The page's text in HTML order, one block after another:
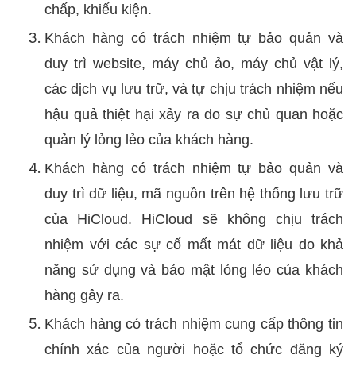
chấp, khiếu kiện.
Khách hàng có trách nhiệm tự bảo quản và
duy trì website, máy chủ ảo, máy chủ vật lý,
các dịch vụ lưu trữ, và tự chịu trách nhiệm nếu
hậu quả thiệt hại xảy ra do sự chủ quan hoặc
quản lý lỏng lẻo của khách hàng.
Khách hàng có trách nhiệm tự bảo quản và
duy trì dữ liệu, mã nguồn trên hệ thống lưu trữ
của HiCloud. HiCloud sẽ không chịu trách
nhiệm với các sự cố mất mát dữ liệu do khả
năng sử dụng và bảo mật lỏng lẻo của khách
hàng gây ra.
Khách hàng có trách nhiệm cung cấp thông tin
chính xác của người hoặc tổ chức đăng ký